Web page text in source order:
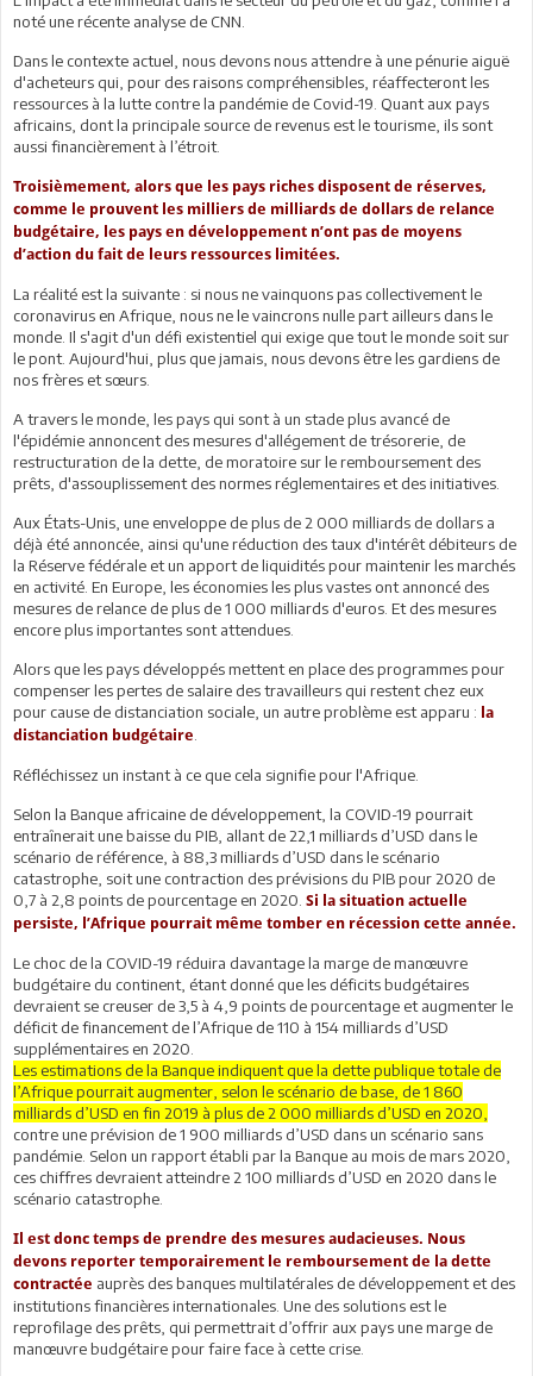
noté une récente analyse de CNN.
Dans le contexte actuel, nous devons nous attendre à une pénurie aiguë
d'acheteurs qui, pour des raisons compréhensibles, réaffecteront les
ressources à la lutte contre la pandémie de Covid-19. Quant aux pays
africains, dont la principale source de revenus est le tourisme, ils sont
aussi financièrement à l’étroit.
Troisièmement, alors que les pays riches disposent de réserves,
comme le prouvent les milliers de milliards de dollars de relance
budgétaire, les pays en développement n’ont pas de moyens
d’action du fait de leurs ressources limitées.
La réalité est la suivante : si nous ne vainquons pas collectivement le
coronavirus en Afrique, nous ne le vaincrons nulle part ailleurs dans le
monde. Il s'agit d'un défi existentiel qui exige que tout le monde soit sur
le pont. Aujourd'hui, plus que jamais, nous devons être les gardiens de
nos frères et sœurs.
A travers le monde, les pays qui sont à un stade plus avancé de
l'épidémie annoncent des mesures d'allégement de trésorerie, de
restructuration de la dette, de moratoire sur le remboursement des
prêts, d'assouplissement des normes réglementaires et des initiatives.
Aux États-Unis, une enveloppe de plus de 2 000 milliards de dollars a
déjà été annoncée, ainsi qu'une réduction des taux d'intérêt débiteurs de
la Réserve fédérale et un apport de liquidités pour maintenir les marchés
en activité. En Europe, les économies les plus vastes ont annoncé des
mesures de relance de plus de 1 000 milliards d'euros. Et des mesures
encore plus importantes sont attendues.
Alors que les pays développés mettent en place des programmes pour
compenser les pertes de salaire des travailleurs qui restent chez eux
pour cause de distanciation sociale, un autre problème est apparu : la
distanciation budgétaire
Réfléchissez un instant à ce que cela signifie pour l'Afrique.
Selon la Banque africaine de développement, la COVID-19 pourrait
entraînerait une baisse du PIB, allant de 22,1 milliards d’USD dans le
scénario de référence, à 88,3 milliards d’USD dans le scénario
catastrophe, soit une contraction des prévisions du PIB pour 2020 de
0,7 à 2,8 points de pourcentage en 2020. Si la situation actuelle
persiste, l’Afrique pourrait même tomber en récession cette année.
Le choc de la COVID-19 réduira davantage la marge de manœuvre
budgétaire du continent, étant donné que les déficits budgétaires
devraient se creuser de 3,5 à 4,9 points de pourcentage et augmenter le
déficit de financement de l’Afrique de 110 à 154 milliards d’USD
supplémentaires en 2020.
Les estimations de la Banque indiquent que la dette publique totale de
l’Afrique pourrait augmenter, selon le scénario de base, de 1 860
milliards d’USD en fin 2019 à plus de 2 000 milliards d’USD en 2020,
contre une prévision de 1 900 milliards d’USD dans un scénario sans
pandémie. Selon un rapport établi par la Banque au mois de mars 2020,
ces chiffres devraient atteindre 2 100 milliards d’USD en 2020 dans le
scénario catastrophe.
Il est donc temps de prendre des mesures audacieuses. Nous
devons reporter temporairement le remboursement de la dette
contractée auprès des banques multilatérales de développement et des
institutions financières internationales. Une des solutions est le
reprofilage des prêts, qui permettrait d’offrir aux pays une marge de
manœuvre budgétaire pour faire face à cette crise.